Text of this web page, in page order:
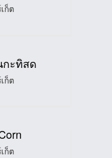
ก็ต
ะทิสด
ก็ต
ก็ต